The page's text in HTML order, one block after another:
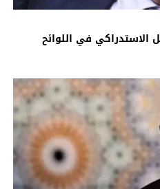
الاستدراكي في اللوائح